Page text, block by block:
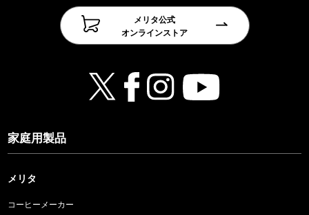
メリタ公式
オンラインストア
家庭用製品
メリタ
コーヒーメーカー